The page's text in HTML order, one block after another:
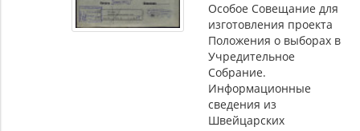
Особое Совещание для
изготовления проекта
Положения о выборах в
Учредительное
Собрание.
Информационные
сведения из
Швейцарских